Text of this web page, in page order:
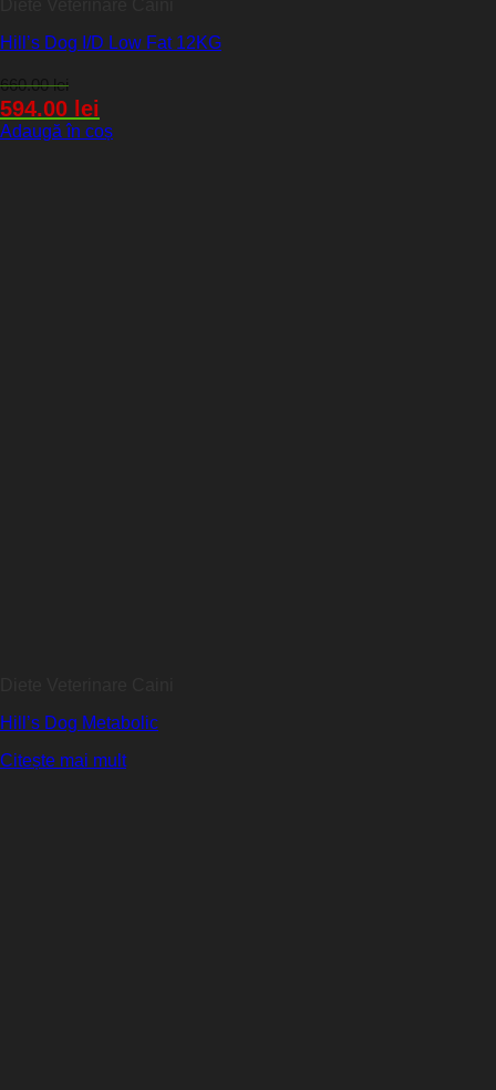
Hill’s Dog I/D Low Fat 12KG
660.00lei
594.00 lei
Adaugă în coș
Hill’s Dog Metabolic
Citește mai mult